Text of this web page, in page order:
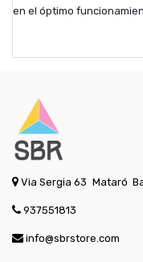
en el óptimo
Via Sergia 63 Mataró
937551813
info@sbrstore.com